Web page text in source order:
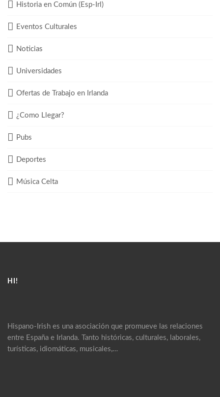
Historia en Común (Esp-Irl)
Eventos Culturales
Noticias
Universidades
Ofertas de Trabajo en Irlanda
¿Como Llegar?
Pubs
Deportes
Música Celta
HI!
Hispano-Irish es una asociación que promueve las relaciones
entre España e Irlanda. Tanto históricas, culturales, laborales,
turísticas, idiomáticas, musicales,…